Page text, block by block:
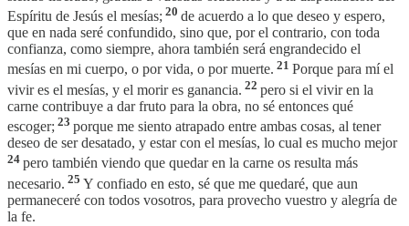
Espíritu de Jesús el mesías; 20 de acuerdo a lo que deseo y espero,
que en nada seré confundido, sino que, por el contrario, con toda
confianza, como siempre, ahora también será engrandecido el
mesías en mi cuerpo, o por vida, o por muerte. 21 Porque para mí el
vivir es el mesías, y el morir es ganancia. 22 pero si el vivir en la
carne contribuye a dar fruto para la obra, no sé entonces qué
escoger; 23 porque me siento atrapado entre ambas cosas, al tener
deseo de ser desatado, y estar con el mesías, lo cual es mucho mejor
24 pero también viendo que quedar en la carne os resulta más
necesario. 25 Y confiado en esto, sé que me quedaré, que aun
permaneceré con todos vosotros, para provecho vuestro y alegría de
la fe.